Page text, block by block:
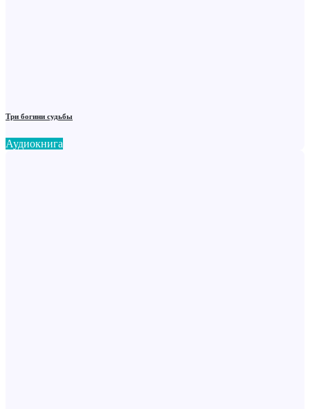
Три богини судьбы
Аудиокнига